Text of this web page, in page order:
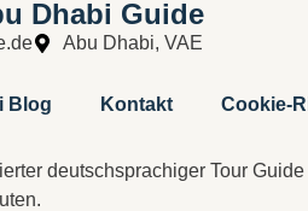
Dhabi Guide
Abu Dhabi, VAE
Blog Kontakt Cookie-
deutschsprachiger Tour